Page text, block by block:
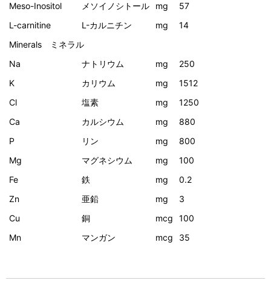
Meso-Inositol
メソイノシトール mg
57
L-carnitine
L-カルニチン mg
14
Minerals ミネラル
Na
ナトリウム mg
250
K
カリウム mg
1512
Cl
塩素 mg
1250
Ca
カルシウム mg
880
P
リン mg
800
Mg
マグネシウム mg
100
Fe
鉄 mg
0.2
Zn
亜鉛 mg
3
Cu
銅 mcg
100
Mn
マンガン mcg 35